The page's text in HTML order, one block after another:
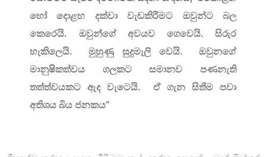
හෝ දොළහ දක්වා වැඩකිරීමට ඔවුන්ට බල
කෙරෙයි. ඔවුන්ගේ අවයව ගෙවෙයි. සිරුර
හැකිලෙයි. මුහුණු සුදුමැලි වෙයි. ඔවුනගේ
මානුෂිකත්වය ගලකට සමානව පණනැති
තත්ත්වයකට ඇද වැටෙයි. ඒ ගැන සිතීම පවා
අතිශය බිය ජනකය”